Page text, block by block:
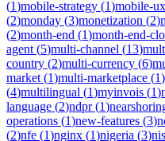
(1)mobile-strategy (1)mobile-ux
(2)monday (3)monetization (2)
(2)month-end (1)month-end-
agent (5)multi-channel (13)
country (2)multi-currency (6)
market (1)multi-marketplace (1)
(4)multilingual (1)myinvois (1)
language (2)ndpr(1)
operations (1)new-features (3)
(2)nfe (1)nginx (1)nigeria (3)